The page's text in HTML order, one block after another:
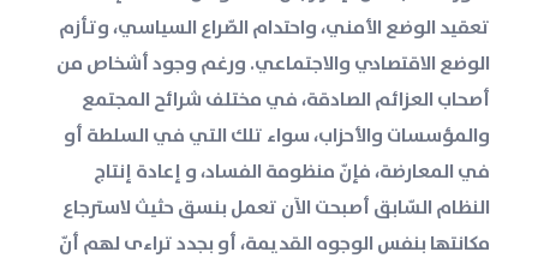
تعقيد الوضع الأمني، واحتدام الصّراع السياسي، وتأزم
الوضع الاقتصادي والاجتماعي. ورغم وجود أشخاص من
أصحاب العزائم الصادقة، في مختلف شرائح المجتمع
والمؤسسات والأحزاب، سواء تلك التي في السلطة أو
في المعارضة، فإنّ منظومة الفساد، و إعادة إنتاج
النظام السّابق أصبحت الآن تعمل بنسق حثيث لاسترجاع
مكانتها بنفس الوجوه القديمة، أو بجدد تراءى لهم أنّ